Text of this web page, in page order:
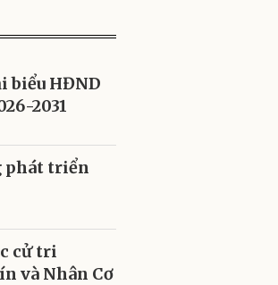
biểu HĐND
2031
phát triển
cử tri
và Nhân Cơ